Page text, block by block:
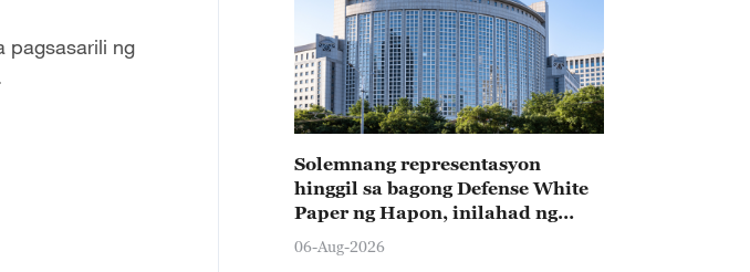
pagsasarili ng
Solemnang representasyon
hinggil sa bagong Defense White
Paper ng Hapon, inilahad ng
Tsina
06-Aug-2026